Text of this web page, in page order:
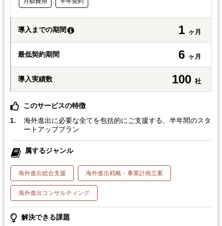
導入までの期間 1 ヶ月
最低契約期間 6 ヶ月
導入実績数 100 社
このサービスの特徴
海外進出に必要な全てを包括的にご支援する、半年間のスタ
ートアッププラン
属するジャンル
海外進出総合支援 海外進出戦略・事業計画立案
海外進出コンサルティング
解決できる課題